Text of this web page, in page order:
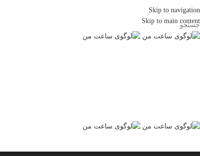
Skip to navigation
Skip to main content
جستجو